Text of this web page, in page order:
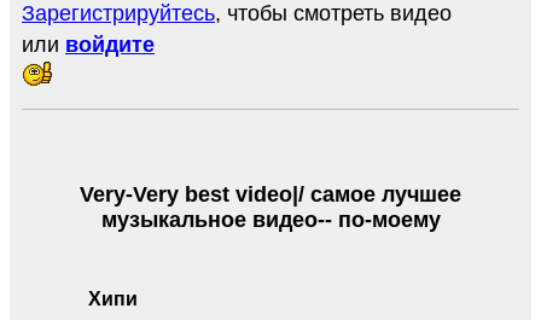
Зарегистрируйтесь, чтобы смотреть видео
или войдите
Хипи
Very-Very best video|/ самое лучшее
музыкальное видео-- по-моему